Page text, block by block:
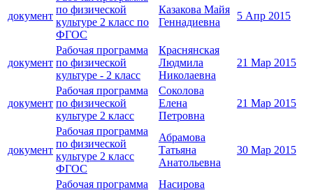
документ
по физической
культуре 2 класс по
ФГОС
Казакова Майя
Геннадиевна
5 Апр 2015
документ
Рабочая программа
по физической
культуре - 2 класс
Краснянская
Людмила
Николаевна
21 Мар 2015
документ
Рабочая программа
по физической
культуре 2 класс
Соколова
Елена
Петровна
21 Мар 2015
документ
Рабочая программа
по физической
культуре 2 класс
ФГОС
Абрамова
Татьяна
Анатольевна
30 Мар 2015
Рабочая программа
Насирова